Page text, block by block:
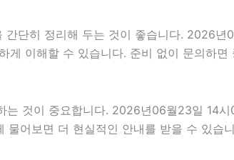
단히 정리해 두는 것이 좋습니다. 2026
이해할 수 있습니다. 준비 없이 문의하
것이 중요합니다. 2026년06월23일 14
물어보면 더 현실적인 안내를 받을 수 있습